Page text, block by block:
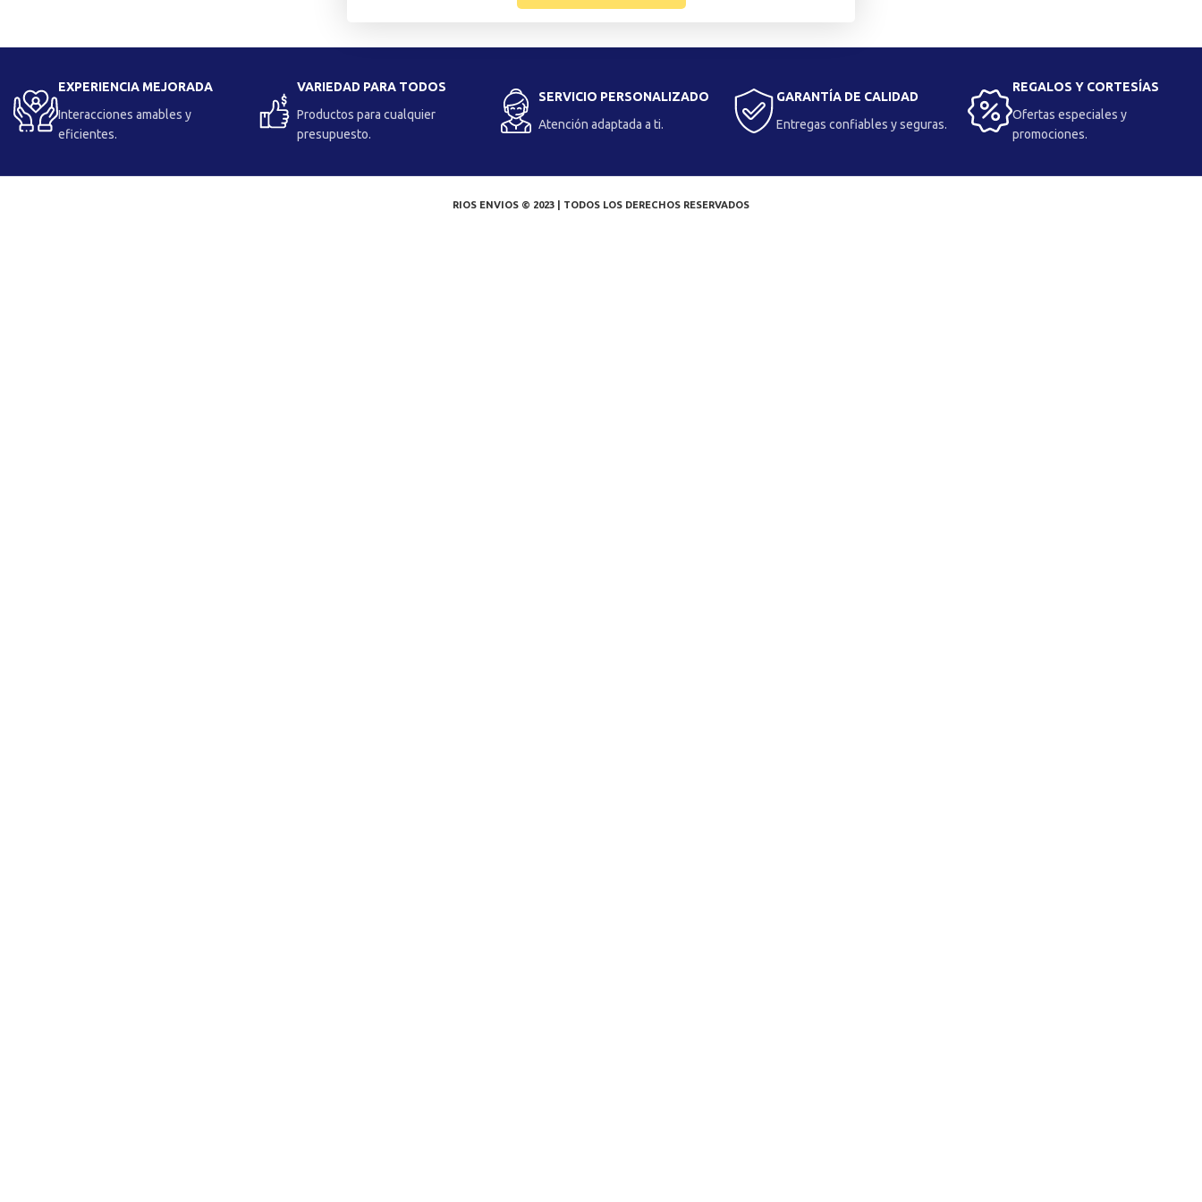
EXPERIENCIA MEJORADA
Interacciones amables y
eficientes.
VARIEDAD PARA TODOS
Productos para cualquier
presupuesto.
SERVICIO PERSONALIZADO
Atención adaptada a ti.
GARANTÍA DE CALIDAD
Entregas confiables y seguras.
REGALOS Y CORTESÍAS
Ofertas especiales y
promociones.
RIOS ENVIOS © 2023 | TODOS LOS DERECHOS RESERVADOS